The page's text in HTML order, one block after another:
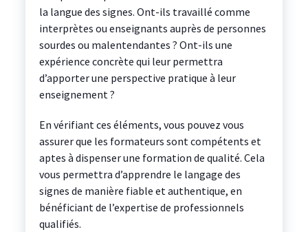
la langue des signes. Ont-ils travaillé comme
interprètes ou enseignants auprès de personnes
sourdes ou malentendantes ? Ont-ils une
expérience concrète qui leur permettra
d’apporter une perspective pratique à leur
enseignement ?
En vérifiant ces éléments, vous pouvez vous
assurer que les formateurs sont compétents et
aptes à dispenser une formation de qualité. Cela
vous permettra d’apprendre le langage des
signes de manière fiable et authentique, en
bénéficiant de l’expertise de professionnels
qualifiés.